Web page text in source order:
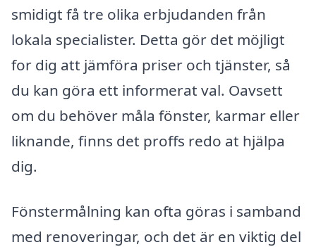
smidigt få tre olika erbjudanden från
lokala specialister. Detta gör det möjligt
for dig att jämföra priser och tjänster, så
du kan göra ett informerat val. Oavsett
om du behöver måla fönster, karmar eller
liknande, finns det proffs redo at hjälpa
dig.
Fönstermålning kan ofta göras i samband
med renoveringar, och det är en viktig del